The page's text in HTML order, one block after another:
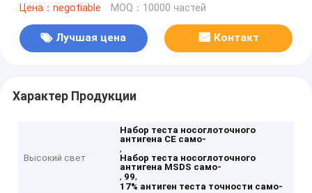
Цена：negotiable MOQ：10000 частей
Лучшая цена Контакт
Характер Продукции
Высокий свет
Набор теста носоглоточного
антигена CE само-
,
Набор теста носоглоточного
антигена MSDS само-
, 99,
17% антиген теста точности само-